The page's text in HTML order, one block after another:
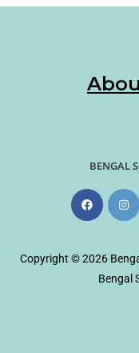
BENGAL
Copyright © 2026
Bengal